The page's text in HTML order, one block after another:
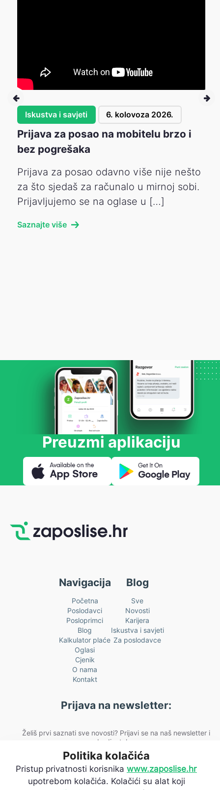
Iskustva i savjeti 6. kolovoza 2026.
Prijava za posao na mobitelu brzo i
bez pogrešaka
Prijava za posao odavno više nije nešto
za što sjedaš za računalo u mirnoj sobi.
Prijavljujemo se na oglase u […]
Saznajte više
Preuzmi aplikaciju
Navigacija
Početna
Poslodavci
Posloprimci
Blog
Kalkulator plaće
Oglasi
Cjenik
O nama
Kontakt
Blog
Sve
Novosti
Karijera
Iskustva i savjeti
Za poslodavce
Prijava na newsletter:
Želiš prvi saznati sve novosti? Prijavi se na naš newsletter i
budi u toku.
[fluentform id="2"]
Politika kolačića
Pristup privatnosti korisnika www.zaposlise.hr
upotrebom kolačića. Kolačići su alat koji